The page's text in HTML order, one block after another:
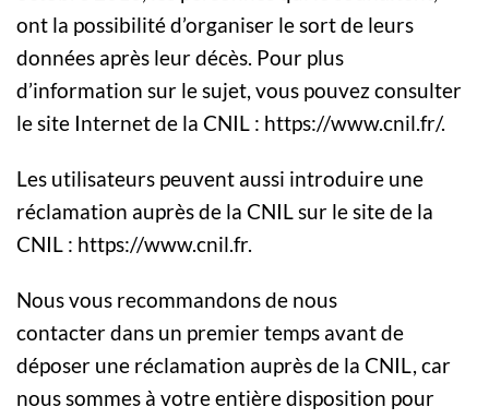
ont la possibilité d’organiser le sort de leurs
données après leur décès. Pour plus
d’information sur le sujet, vous pouvez consulter
le site Internet de la CNIL : https://www.cnil.fr/.
Les utilisateurs peuvent aussi introduire une
réclamation auprès de la CNIL sur le site de la
CNIL : https://www.cnil.fr.
Nous vous recommandons de nous
contacter dans un premier temps avant de
déposer une réclamation auprès de la CNIL, car
nous sommes à votre entière disposition pour